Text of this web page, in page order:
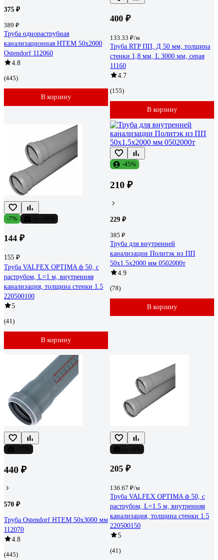
375 ₽
389 ₽
Труба однораструбная
канализационная HTEM 50х2000
Ostendorf 112060
4.8
(445)
В корзину
400 ₽
133.33 ₽/м
Труба RTP ПП, Д 50 мм, толщина
стенки 1,8 мм, L 3000 мм, серая
11160
4.7
(155)
В корзину
-7%
144 ₽
155 ₽
Труба VALFEX OPTIMA ф 50, с
раструбом, L=1 м, внутренняя
канализация, толщина стенки 1.5
220500100
5
(41)
В корзину
-45%
210 ₽
229 ₽
385 ₽
Труба для внутренней
канализации Политэк из ПП
50х1.5х2000 мм 0502000т
4.9
(78)
В корзину
440 ₽
570 ₽
Труба Ostendorf HTEM 50х3000 мм
112070
4.8
(445)
205 ₽
136.67 ₽/м
Труба VALFEX OPTIMA ф 50, с
раструбом, L=1.5 м, внутренняя
канализация, толщина стенки 1.5
220500150
5
(41)